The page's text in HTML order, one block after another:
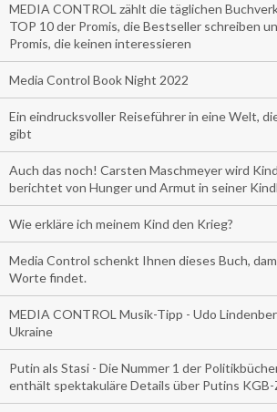
MEDIA CONTROL zählt die täglichen
TOP 10 der Promis, die Bestseller schreiben
Promis, die keinen interessieren
Media Control Book Night 2022
Ein eindrucksvoller Reiseführer in eine Welt,
gibt
Auch das noch! Carsten Maschmeyer wird
berichtet von Hunger und Armut in seiner
Wie erkläre ich meinem Kind den Krieg?
Media Control schenkt Ihnen dieses Buch,
Worte findet.
MEDIA CONTROL Musik-Tipp - Udo
Ukraine
Putin als Stasi - Die Nummer 1 der
enthält spektakuläre Details über Putins